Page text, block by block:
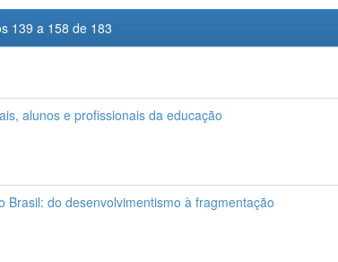
139 a 158 de 183
alunos e profissionais da educação
do desenvolvimentismo à fragmentação